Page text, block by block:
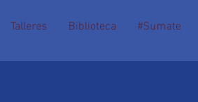
Talleres Biblioteca #Sumate